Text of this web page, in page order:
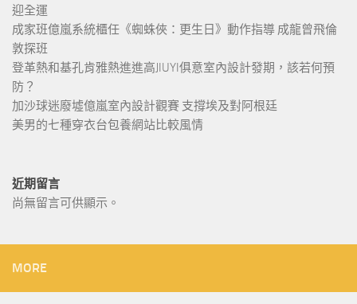
迎全運
成家班億嵐系統櫃任《蜘蛛俠：更生日》動作指導 成龍曾飛倫
敦探班
登革熱和基孔肯雅熱進進高JIUYI俱意室內設計發期，該若何預
防？
加沙球迷廢墟億嵐室內設計觀賽 支撐埃及對阿根廷
美男的七種穿衣台包養網站比較風情
近期留言
尚無留言可供顯示。
MORE